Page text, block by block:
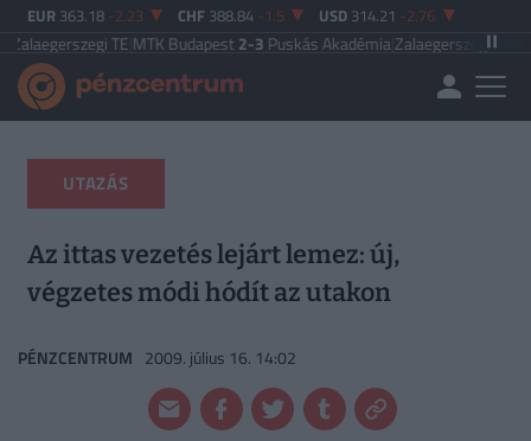
EUR 363.18 -2.23 CHF 388.84 -1.5 USD 314.21 -2.76
TE|MTK Budapest2-3Puskás Akadémia|Zalaegerszegi TE5-2 Paksi
UTAZÁS
Az ittas vezetés lejárt lemez: új,
végzetes módi hódít az utakon
PÉNZCENTRUM 2009. július 16. 14:02